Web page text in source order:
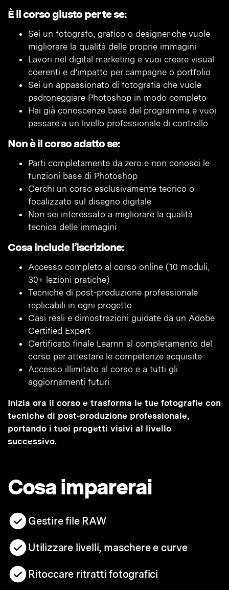
È il corso giusto per te se:
Sei un fotografo, grafico o designer che vuole
migliorare la qualità delle proprie immagini
Lavori nel digital marketing e vuoi creare visual
coerenti e d’impatto per campagne o portfolio
Sei un appassionato di fotografia che vuole
padroneggiare Photoshop in modo completo
Hai già conoscenze base del programma e vuoi
passare a un livello professionale di controllo
Non è il corso adatto se:
Parti completamente da zero e non conosci le
funzioni base di Photoshop
Cerchi un corso esclusivamente teorico o
focalizzato sul disegno digitale
Non sei interessato a migliorare la qualità
tecnica delle immagini
Cosa include l’iscrizione:
Accesso completo al corso online (10 moduli,
30+ lezioni pratiche)
Tecniche di post-produzione professionale
replicabili in ogni progetto
Casi reali e dimostrazioni guidate da un Adobe
Certified Expert
Certificato finale Learnn al completamento del
corso per attestare le competenze acquisite
Accesso illimitato al corso e a tutti gli
aggiornamenti futuri
Inizia ora il corso e trasforma le tue fotografie con
tecniche di post-produzione professionale,
portando i tuoi progetti visivi al livello
successivo.
Cosa imparerai
Gestire file RAW
Utilizzare livelli, maschere e curve
Ritoccare ritratti fotografici